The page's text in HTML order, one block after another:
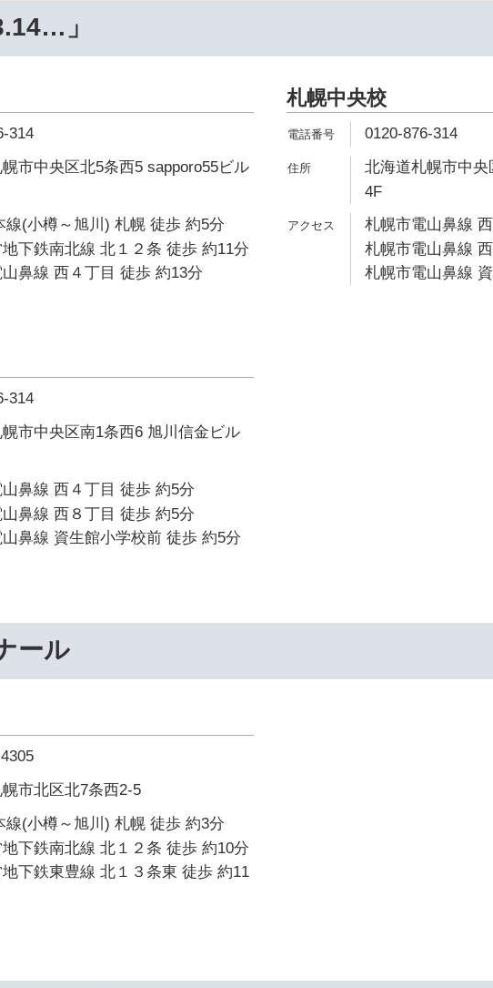
」
314
市中央区北5条西5 sapporo55ビル
線(小樽～旭川) 札幌 徒歩 約5分
下鉄南北線 北１２条 徒歩 約11分
鼻線 西４丁目 徒歩 約13分
札幌中央校
0120-876-314
北海道札幌市中
4F
札幌市電山鼻線
札幌市電山鼻線
札幌市電山鼻線
314
市中央区南1条西6 旭川信金ビル
鼻線 西４丁目 徒歩 約5分
鼻線 西８丁目 徒歩 約5分
鼻線 資生館小学校前 徒歩 約5分
ール
市北区北7条西2-5
線(小樽～旭川) 札幌 徒歩 約3分
下鉄南北線 北１２条 徒歩 約10分
下鉄東豊線 北１３条東 徒歩 約11